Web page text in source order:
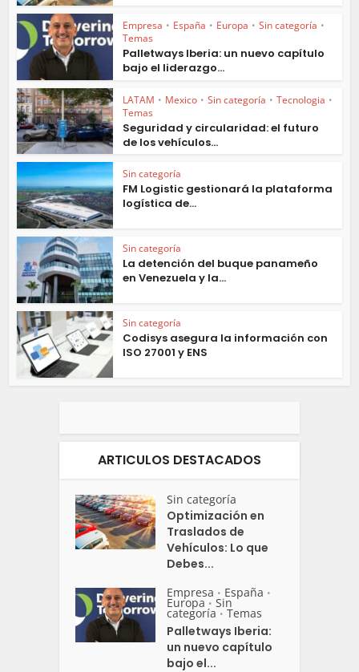
Empresa • España • Europa • Sin categoría •
Temas
Palletways Iberia: un nuevo capítulo
bajo el liderazgo...
LATAM • Mexico • Sin categoría • Tecnologia •
Temas
Seguridad y circularidad: el futuro
de los vehículos...
Sin categoría
FM Logistic gestionará la plataforma
logística de...
Sin categoría
La detención del buque panameño
en Venezuela y la...
Sin categoría
Codisys asegura la información con
ISO 27001 y ENS
ARTICULOS DESTACADOS
Sin categoría
Optimización en
Traslados de
Vehículos: Lo que
Debes...
Empresa • España •
Europa • Sin
categoría • Temas
Palletways Iberia:
un nuevo capítulo
bajo el...